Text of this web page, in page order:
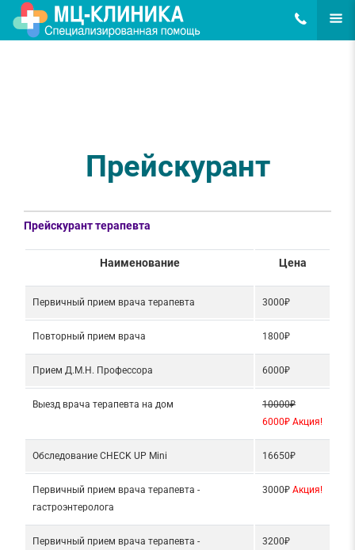
8(495)648-
ЕЩЁ
Прейскурант
Прейскурант терапевта
Наименование Цена
Первичный прием врача терапевта 3000₽
Повторный прием врача 1800₽
Прием Д.М.Н. Профессора 6000₽
Выезд врача терапевта на дом
10000₽
6000₽ Акция!
Обследование CHECK UP Mini 16650₽
Первичный прием врача терапевта -
гастроэнтеролога
3000₽ Акция!
Первичный прием врача терапевта -
3200₽